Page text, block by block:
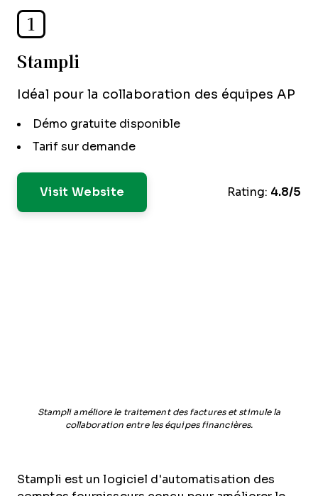
1
Stampli
Idéal pour la collaboration des équipes AP
Démo gratuite disponible
Tarif sur demande
Visit Website Rating: 4.8/5
Stampli améliore le traitement des factures et stimule la
collaboration entre les équipes financières.
Stampli est un logiciel d'automatisation des